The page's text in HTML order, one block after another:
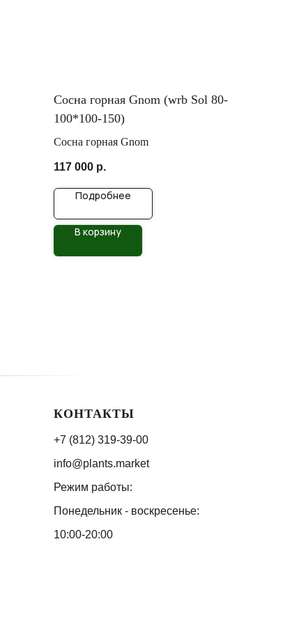
Сосна горная Gnom (wrb Sol 80-
100*100-150)
Сосна горная Gnom
117 000 р.
Подробнее
В корзину
КОНТАКТЫ
+7 (812) 319-39-00
info@plants.market
Режим работы:
Понедельник - воскресенье:
10:00-20:00